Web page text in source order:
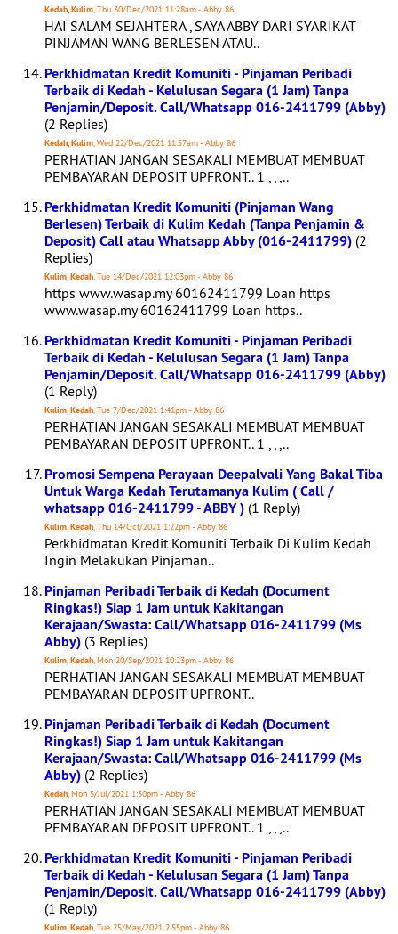
Kedah, Kulim, Thu 30/Dec/2021 11:28am - Abby 86
HAI SALAM SEJAHTERA , SAYA ABBY DARI SYARIKAT
PINJAMAN WANG BERLESEN ATAU..
Perkhidmatan Kredit Komuniti - Pinjaman Peribadi
Terbaik di Kedah - Kelulusan Segara (1 Jam) Tanpa
Penjamin/Deposit. Call/Whatsapp 016-2411799 (Abby)
(2 Replies)
Kedah, Kulim, Wed 22/Dec/2021 11:57am - Abby 86
PERHATIAN JANGAN SESAKALI MEMBUAT MEMBUAT
PEMBAYARAN DEPOSIT UPFRONT.. 1 , , ,..
Perkhidmatan Kredit Komuniti (Pinjaman Wang
Berlesen) Terbaik di Kulim Kedah (Tanpa Penjamin &
Deposit) Call atau Whatsapp Abby (016-2411799) (2
Replies)
Kulim, Kedah, Tue 14/Dec/2021 12:03pm - Abby 86
https www.wasap.my 60162411799 Loan https
www.wasap.my 60162411799 Loan https..
Perkhidmatan Kredit Komuniti - Pinjaman Peribadi
Terbaik di Kedah - Kelulusan Segara (1 Jam) Tanpa
Penjamin/Deposit. Call/Whatsapp 016-2411799 (Abby)
(1 Reply)
Kulim, Kedah, Tue 7/Dec/2021 1:41pm - Abby 86
PERHATIAN JANGAN SESAKALI MEMBUAT MEMBUAT
PEMBAYARAN DEPOSIT UPFRONT.. 1 , , ,..
Promosi Sempena Perayaan Deepalvali Yang Bakal Tiba
Untuk Warga Kedah Terutamanya Kulim ( Call /
whatsapp 016-2411799 - ABBY ) (1 Reply)
Kulim, Kedah, Thu 14/Oct/2021 1:22pm - Abby 86
Perkhidmatan Kredit Komuniti Terbaik Di Kulim Kedah
Ingin Melakukan Pinjaman..
Pinjaman Peribadi Terbaik di Kedah (Document
Ringkas!) Siap 1 Jam untuk Kakitangan
Kerajaan/Swasta: Call/Whatsapp 016-2411799 (Ms
Abby) (3 Replies)
Kulim, Kedah, Mon 20/Sep/2021 10:23pm - Abby 86
PERHATIAN JANGAN SESAKALI MEMBUAT MEMBUAT
PEMBAYARAN DEPOSIT UPFRONT..
Pinjaman Peribadi Terbaik di Kedah (Document
Ringkas!) Siap 1 Jam untuk Kakitangan
Kerajaan/Swasta: Call/Whatsapp 016-2411799 (Ms
Abby) (2 Replies)
Kedah, Mon 5/Jul/2021 1:30pm - Abby 86
PERHATIAN JANGAN SESAKALI MEMBUAT MEMBUAT
PEMBAYARAN DEPOSIT UPFRONT.. 1 , , ,..
Perkhidmatan Kredit Komuniti - Pinjaman Peribadi
Terbaik di Kedah - Kelulusan Segara (1 Jam) Tanpa
Penjamin/Deposit. Call/Whatsapp 016-2411799 (Abby)
(1 Reply)
Kulim, Kedah, Tue 25/May/2021 2:55pm - Abby 86